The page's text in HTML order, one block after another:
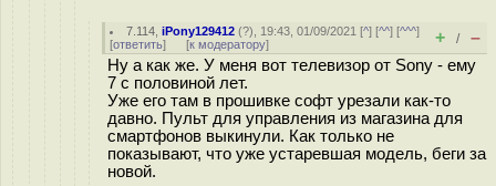
7.114 ,iPony129412 (?), 19:43, 01/09/2021 [^] [^^] [^^^]
[ответить] [к модератору] + / –
Ну а как же. У меня вот телевизор от Sony - ему
7 с половиной лет.
Уже его там в прошивке софт урезали как-то
давно. Пульт для управления из магазина для
смартфонов выкинули. Как только не
показывают, что уже устаревшая модель, беги за
новой.